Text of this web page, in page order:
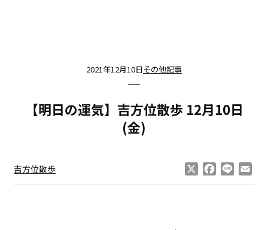
2021年12月10日その他記事
【明日の運気】吉方位散歩 12月10日
(金)
吉方位散歩 Facebook
Line